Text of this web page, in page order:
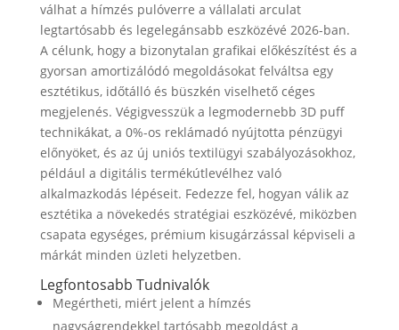
válhat a hímzés pulóverre a vállalati arculat
legtartósabb és legelegánsabb eszközévé 2026-ban.
A célunk, hogy a bizonytalan grafikai előkészítést és a
gyorsan amortizálódó megoldásokat felváltsa egy
esztétikus, időtálló és büszkén viselhető céges
megjelenés. Végigvesszük a legmodernebb 3D puff
technikákat, a 0%-os reklámadó nyújtotta pénzügyi
előnyöket, és az új uniós textilügyi szabályozásokhoz,
például a digitális termékútlevélhez való
alkalmazkodás lépéseit. Fedezze fel, hogyan válik az
esztétika a növekedés stratégiai eszközévé, miközben
csapata egységes, prémium kisugárzással képviseli a
márkát minden üzleti helyzetben.
Legfontosabb Tudnivalók
Megértheti, miért jelent a hímzés
nagyságrendekkel tartósabb megoldást a